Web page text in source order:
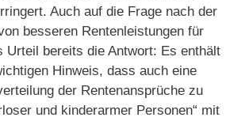
Auch auf die Frage nach der
besseren Rentenleistungen für
Urteil bereits die Antwort: Es enthält
Hinweis, dass auch eine
der Rentenansprüche zu
und kinderarmer Personen“ mit